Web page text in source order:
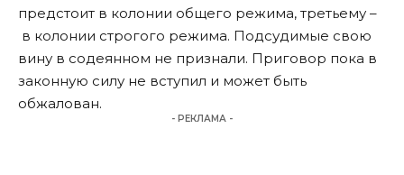
предстоит в колонии общего режима, третьему –
в колонии строгого режима. Подсудимые свою
вину в содеянном не признали. Приговор пока в
законную силу не вступил и может быть
обжалован.
- РЕКЛАМА -